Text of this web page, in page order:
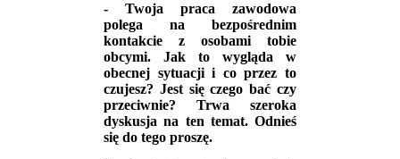
- Twoja praca zawodowa
polega na bezpośrednim
kontakcie z osobami tobie
obcymi. Jak to wygląda w
obecnej sytuacji i co przez to
czujesz? Jest się czego bać czy
przeciwnie? Trwa szeroka
dyskusja na ten temat. Odnieś
się do tego proszę.